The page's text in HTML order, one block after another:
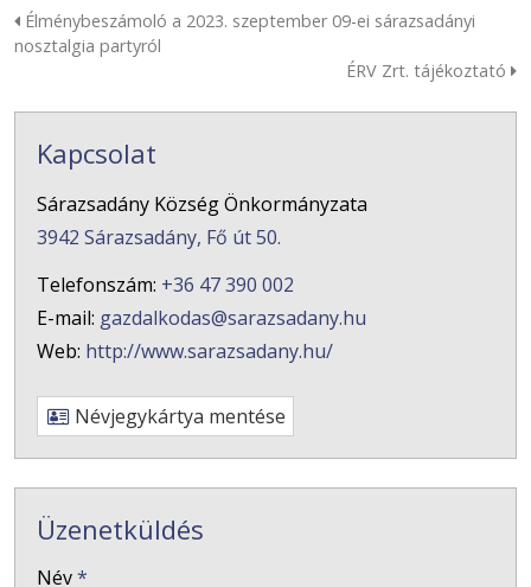
Élménybeszámoló a 2023. szeptember 09-ei sárazsadányi
nosztalgia partyról
ÉRV Zrt. tájékoztató
Kapcsolat
Sárazsadány Község Önkormányzata
3942 Sárazsadány, Fő út 50.
Telefonszám: +36 47 390 002
E-mail: gazdalkodas@sarazsadany.hu
Web: http://www.sarazsadany.hu/
Névjegykártya mentése
Üzenetküldés
Név*